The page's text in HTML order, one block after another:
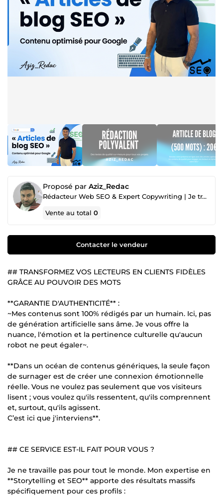
Proposé par Aziz_Redac
Rédacteur Web SEO & Expert Copywriting | Je transforme vos lecteurs en clients grâce au Storytelling
Vente au total0
Contacter le vendeur
## TRANSFORMEZ VOS LECTEURS EN CLIENTS FIDÈLES
GRÂCE AU POUVOIR DES MOTS
**GARANTIE D'AUTHENTICITÉ** :
~Mes contenus sont 100% rédigés par un humain. Ici, pas
de génération artificielle sans âme. Je vous offre la
nuance, l'émotion et la pertinence culturelle qu'aucun
robot ne peut égaler~.
**Dans un océan de contenus génériques, la seule façon
de surnager est de créer une connexion émotionnelle
réelle. Vous ne voulez pas seulement que vos visiteurs
lisent ; vous voulez qu'ils ressentent, qu'ils comprennent
et, surtout, qu'ils agissent.
C’est ici que j'interviens**.
## CE SERVICE EST-IL FAIT POUR VOUS ?
Je ne travaille pas pour tout le monde. Mon expertise en
**Storytelling et SEO** apporte des résultats massifs
spécifiquement pour ces profils :